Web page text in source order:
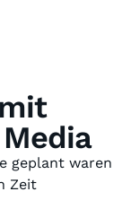
geplant waren
Zeit